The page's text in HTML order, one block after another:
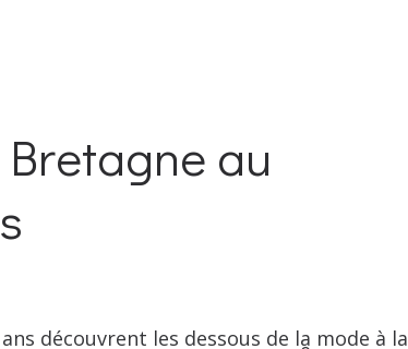
au
découvrent les dessous de la mode à la